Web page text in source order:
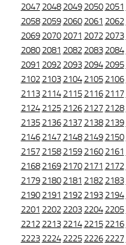
2047 2048 2049 2050 2051
2058 2059 2060 2061 2062
2069 2070 2071 2072 2073
2080 2081 2082 2083 2084
2091 2092 2093 2094 2095
2102 2103 2104 2105 2106
2113 2114 2115 2116 2117
2124 2125 2126 2127 2128
2135 2136 2137 2138 2139
2146 2147 2148 2149 2150
2157 2158 2159 2160 2161
2168 2169 2170 2171 2172
2179 2180 2181 2182 2183
2190 2191 2192 2193 2194
2201 2202 2203 2204 2205
2212 2213 2214 2215 2216
2223 2224 2225 2226 2227